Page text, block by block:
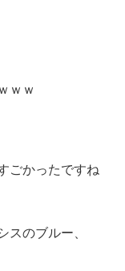
ｗｗ
ごかったですね
スのブルー、